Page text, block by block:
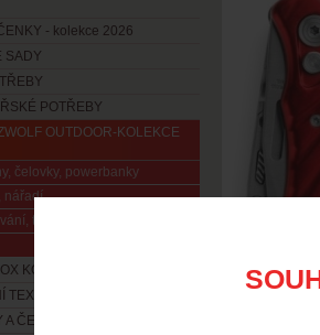
- kolekce 2026
SADY
POTŘEBY
OUTDOOR-KOLEKCE
čelovky, powerbanky
nářadí
turistika, vše pro cyklisty
KOLEKCE 2020
TEXTIL - NOVÁ KOLEKCE !!!
ČEPICE